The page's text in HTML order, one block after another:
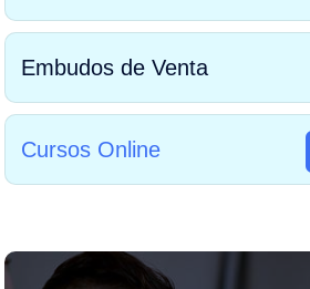
Embudos de Venta
Cursos Online